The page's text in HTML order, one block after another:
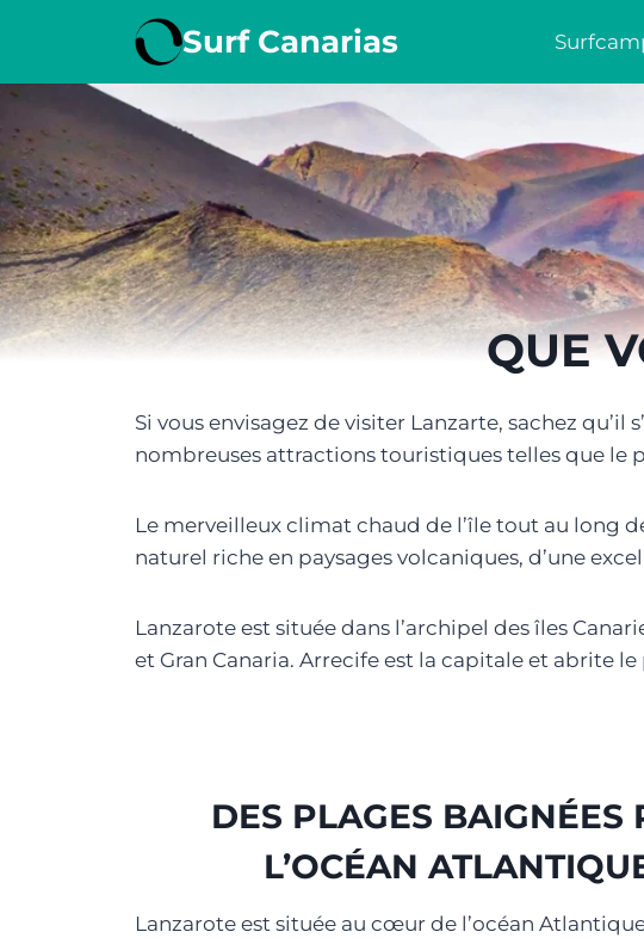
contenu
Surf Canarias
QUE
Si vous envisagez de visiter Lanzarte, sachez qu’il
nombreuses attractions touristiques telles que le
Le merveilleux climat chaud de l’île tout au long
naturel riche en paysages volcaniques, d’une
Lanzarote est située dans l’archipel des îles
et Gran Canaria. Arrecife est la capitale et abrite
DES PLAGES BAIGNÉES
L’OCÉAN
Lanzarote est située au cœur de l’océan